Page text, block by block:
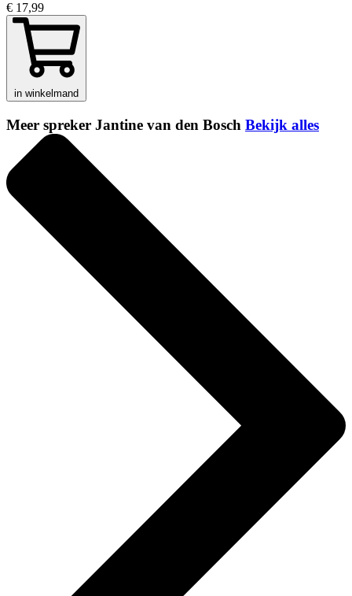
€ 17,99
in winkelmand
Meer spreker Jantine van den Bosch Bekijk alles